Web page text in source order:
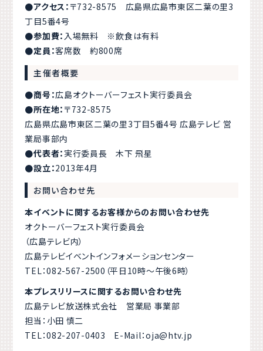
●アクセス： 〒732-8575 広島県広島市東区二葉の里3
丁目5番4号
●参加費：入場無料 ※飲食は有料
●定員：客席数 約800席
主催者概要
●商号：広島オクトーバーフェスト実行委員会
●所在地： 〒732-8575
広島県広島市東区二葉の里3丁目5番4号 広島テレビ 営
業局事部内
●代表者：実行委員長 木下 飛星
●設立：2013年4月
お問い合わせ先
本イベントに関するお客様からのお問い合わせ先
オクトーバーフェスト実行委員会
（広島テレビ内）
広島テレビイベントインフォメーションセンター
TEL：082-567-2500 （平日10時～午後6時）
本プレスリリースに関するお問い合わせ先
広島テレビ放送株式会社 営業局 事業部
担当：小田 慎二
TEL：082-207-0403 E-Mail：oja@htv.jp